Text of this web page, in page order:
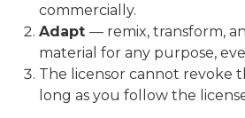
commercially.
Adapt — remix, transform,
material for any purpose,
The licensor cannot revoke
long as you follow the